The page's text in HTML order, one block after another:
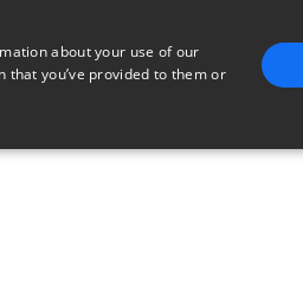
about your use of our
you’ve provided to them or